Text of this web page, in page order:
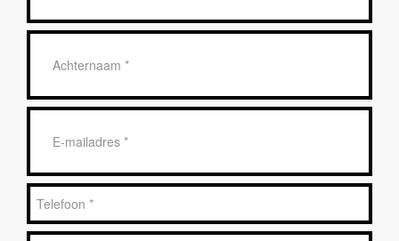
mailadres
Telefoon